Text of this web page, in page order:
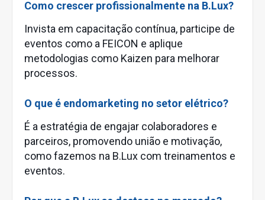
Como crescer profissionalmente na B.Lux?
Invista em capacitação contínua, participe de
eventos como a FEICON e aplique
metodologias como Kaizen para melhorar
processos.
O que é endomarketing no setor elétrico?
É a estratégia de engajar colaboradores e
parceiros, promovendo união e motivação,
como fazemos na B.Lux com treinamentos e
eventos.